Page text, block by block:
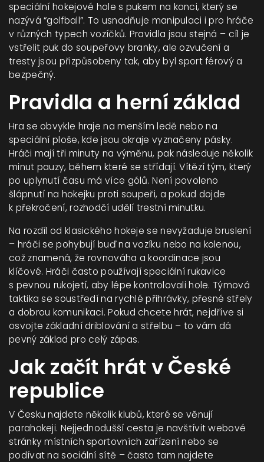
speciální hokejové hole s pukem na konci, který se
nazývá “golfball”. To usnadňuje manipulaci i pro hráče
v různých typech vozíčků. Pravidla jsou stejná – cíl je
vstřelit puk do soupeřovy branky, ale ozvučení a
tresty jsou přizpůsobeny tak, aby byl sport férový a
bezpečný.
Pravidla a herní základ
Hra se obvykle hraje na menším ledě nebo na
speciální ploše, kde jsou okraje vyznačeny pásky.
Hráči mají tři minuty na výměnu, pak následuje několik
minut pauzy, během které se střídají. Vítězí tým, který
po uplynutí času má více gólů. Není povoleno
šlápnutí na hokejku proti soupeři, a pokud dojde
k překročení, rozhodčí udělí trestní minutku.
Na rozdíl od klasického hokeje se nevyžaduje bruslení
– hráči se pohybují buď na vozíku nebo na kolenou,
což znamená, že rovnováha a koordinace jsou
klíčové. Hráči často používají speciální rukavice
s pevnou rukojetí, aby lépe kontrolovali hole. Týmová
taktika se soustředí na rychlé přihrávky, přesné střely
a dobrou komunikaci. Pokud chcete hrát, nejdříve si
osvojte základní driblování a střelbu – to vám dá
pevný základ pro celý zápas.
Jak začít hrát v České
republice
V Česku najdete několik klubů, které se věnují
parahokeji. Nejjednodušší cesta je navštívit webové
stránky místních sportovních zařízení nebo se
podívat na sociální sítě – často tam najdete